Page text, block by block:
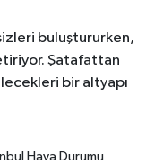
buluştururken,
Şatafattan
bir altyapı
Hava Durumu